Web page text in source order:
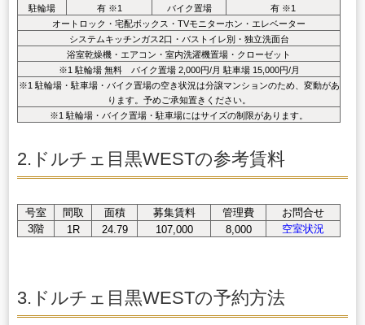
駐輪場
有 ※1 バイク置場
有 ※1
オートロック・宅配ボックス・TVモニターホン・エレベーター
システムキッチンガス2口・バストイレ別・独立洗面台
浴室乾燥機・エアコン・室内洗濯機置場・クローゼット
※1 駐輪場 無料 バイク置場 2,000円/月 駐車場 15,000円/月
※1 駐輪場・駐車場・バイク置場の空き状況は分譲マンションのため、変動があ
ります。予めご承知置きください。
※1 駐輪場・バイク置場・駐車場にはサイズの制限があります。
2.ドルチェ目黒WESTの参考賃料
号室 間取 面積 募集賃料 管理費
お問合せ
3階
1R 24.79 107,000 8,000 空室状況
3.ドルチェ目黒WESTの予約方法